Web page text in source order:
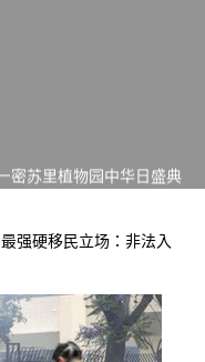
苏里植物园中华日盛典
请各界亲身体验划行乐
球植物多样性研究与中美
强硬移民立场：非法入